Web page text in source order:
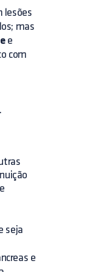
lesões
mas
e
com
seja
e